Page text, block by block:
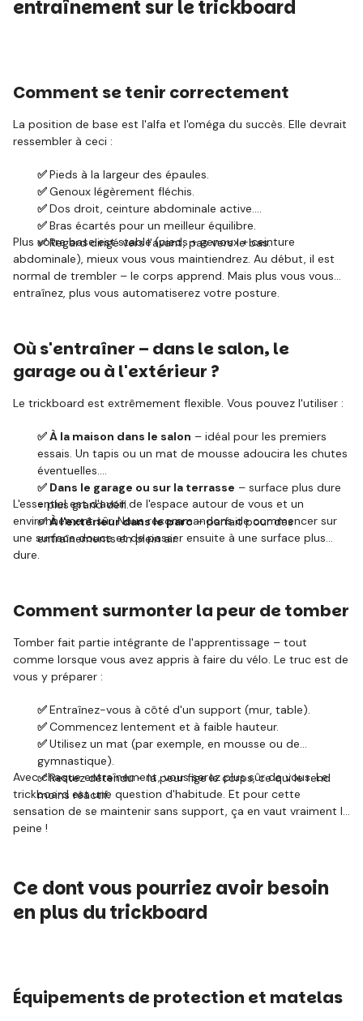
entraînement sur le trickboard
Comment se tenir correctement
La position de base est l'alfa et l'oméga du succès. Elle devrait
ressembler à ceci :
✅Pieds à la largeur des épaules.
✅Genoux légèrement fléchis.
✅Dos droit, ceinture abdominale active.
✅Bras écartés pour un meilleur équilibre.
✅Regard dirigé vers l'avant, pas vers le bas.
Plus votre base est stable (pieds + genoux + ceinture
abdominale), mieux vous vous maintiendrez. Au début, il est
normal de trembler – le corps apprend. Mais plus vous vous
entraînez, plus vous automatiserez votre posture.
Où s'entraîner – dans le salon, le
garage ou à l'extérieur ?
Le trickboard est extrêmement flexible. Vous pouvez l'utiliser :
✅ À la maison dans le salon – idéal pour les premiers
essais. Un tapis ou un mat de mousse adoucira les chutes
éventuelles.
✅ Dans le garage ou sur la terrasse – surface plus dure
= plus grand défi.
✅ À l'extérieur dans le parc– parfait pour des
entraînements en plein air.
L'essentiel est d'avoir de l'espace autour de vous et un
environnement sûr. Nous recommandons de commencer sur
une surface douce et de passer ensuite à une surface plus
dure.
Comment surmonter la peur de tomber
Tomber fait partie intégrante de l'apprentissage – tout
comme lorsque vous avez appris à faire du vélo. Le truc est de
vous y préparer :
✅Entraînez-vous à côté d'un support (mur, table).
✅Commencez lentement et à faible hauteur.
✅Utilisez un mat (par exemple, en mousse ou de
gymnastique).
✅Restez détendu – la peur fige le corps, ce qui le rend
moins réactif.
Avec chaque entraînement, vous serez plus sûr de vous. Le
trickboard est une question d'habitude. Et pour cette
sensation de se maintenir sans support, ça en vaut vraiment la
peine !
Ce dont vous pourriez avoir besoin
en plus du trickboard
Équipements de protection et matelas